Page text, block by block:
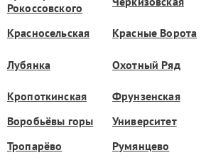
Рокоссовского
Красносельская
Красные Ворота
Лубянка Охотный Ряд
Кропоткинская
Фрунзенская
Воробьёвы горы
Университет
Тропарёво
Румянцево